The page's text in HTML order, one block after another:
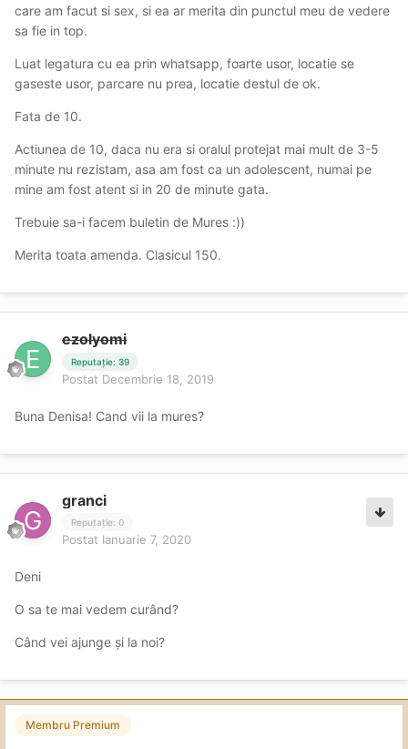
care am facut si sex, si ea ar merita din punctul meu de vedere
sa fie in top.
Luat legatura cu ea prin whatsapp, foarte usor, locatie se
gaseste usor, parcare nu prea, locatie destul de ok.
Fata de 10.
Actiunea de 10, daca nu era si oralul protejat mai mult de 3-5
minute nu rezistam, asa am fost ca un adolescent, numai pe
mine am fost atent si in 20 de minute gata.
Trebuie sa-i facem buletin de Mures :))
Merita toata amenda. Clasicul 150.
ezolyomi
Reputație: 39
Postat Decembrie 18, 2019
Buna Denisa! Cand vii la mures?
granci
Reputație: 0
Postat Ianuarie 7, 2020
Deni
O sa te mai vedem curând?
Când vei ajunge și la noi?
Membru Premium